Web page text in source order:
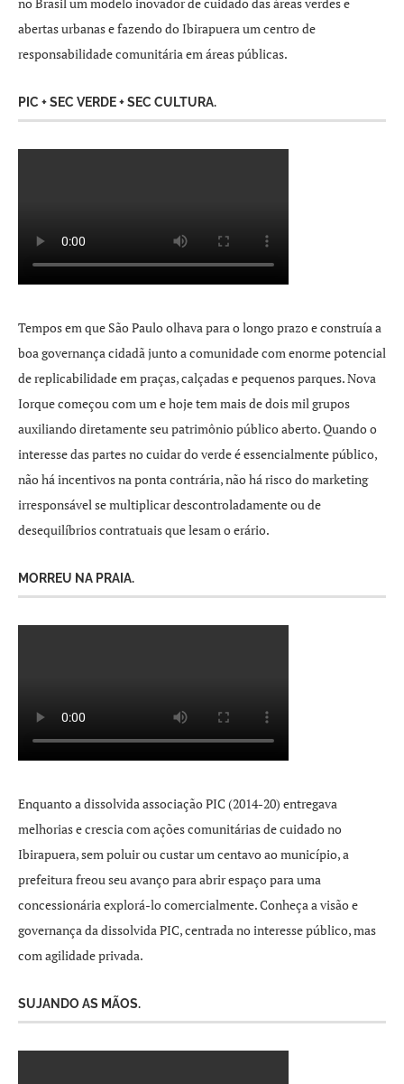
abertas urbanas e fazendo do Ibirapuera um centro de
responsabilidade comunitária em áreas públicas.
PIC + SEC VERDE + SEC CULTURA.
Tempos em que São Paulo olhava para o longo prazo e construía a
boa governança cidadã junto a comunidade com enorme potencial
de replicabilidade em praças, calçadas e pequenos parques. Nova
Iorque começou com um e hoje tem mais de dois mil grupos
auxiliando diretamente seu patrimônio público aberto. Quando o
interesse das partes no cuidar do verde é essencialmente público,
não há incentivos na ponta contrária, não há risco do marketing
irresponsável se multiplicar descontroladamente ou de
desequilíbrios contratuais que lesam o erário.
MORREU NA PRAIA.
Enquanto a dissolvida associação PIC (2014-20) entregava
melhorias e crescia com ações comunitárias de cuidado no
Ibirapuera, sem poluir ou custar um centavo ao município, a
prefeitura freou seu avanço para abrir espaço para uma
concessionária explorá-lo comercialmente. Conheça a visão e
governança da dissolvida PIC, centrada no interesse público, mas
com agilidade privada.
SUJANDO AS MÃOS.